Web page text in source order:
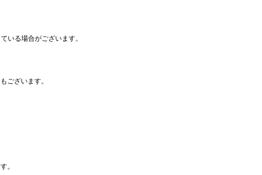
いる場合がございます。
ございます。
。